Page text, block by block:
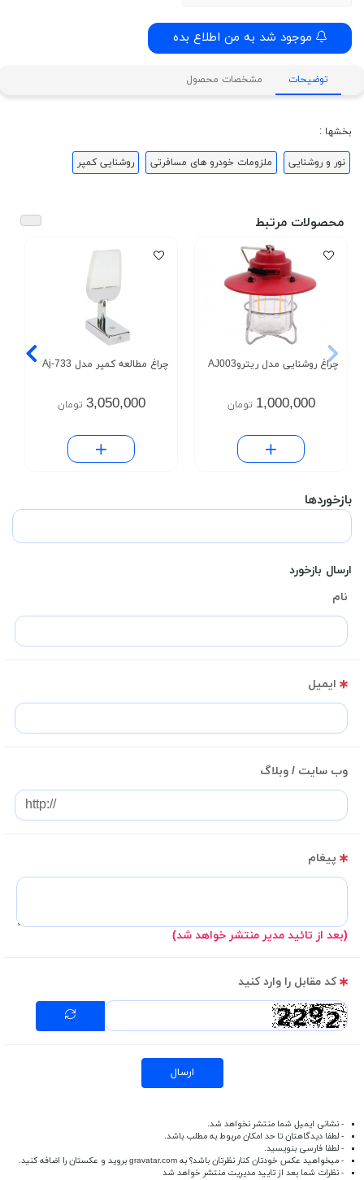
موجود شد به من اطلاع بده
توضیحات مشخصات محصول
بخشها :
نور و روشنایی ملزومات خودرو های مسافرتی روشنایی کمپر
محصولات مرتبط
چراغ روشنایی مدل ریتروAJ003
1,000,000 تومان
چراغ مطالعه کمپر مدل Aj-733
3,050,000 تومان
بازخوردها
ارسال بازخورد
نام
ایمیل
وب سایت / وبلاگ
پیغام
(بعد از تائید مدیر منتشر خواهد شد)
کد مقابل را وارد کنید
ارسال
- نشانی ایمیل شما منتشر نخواهد شد.
- لطفا دیدگاهتان تا حد امکان مربوط به مطلب باشد.
- لطفا فارسی بنویسید.
- میخواهید عکس خودتان کنار نظرتان باشد؟ به gravatar.com بروید و عکستان را اضافه کنید.
- نظرات شما بعد از تایید مدیریت منتشر خواهد شد